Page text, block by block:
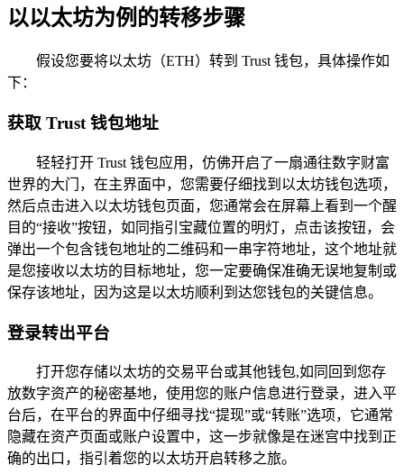
以以太坊为例的转移步骤
假设您要将以太坊（ETH）转到 Trust 钱包，具体操作如
下：
获取 Trust 钱包地址
轻轻打开 Trust 钱包应用，仿佛开启了一扇通往数字财富
世界的大门，在主界面中，您需要仔细找到以太坊钱包选项，
然后点击进入以太坊钱包页面，您通常会在屏幕上看到一个醒
目的“接收”按钮，如同指引宝藏位置的明灯，点击该按钮，会
弹出一个包含钱包地址的二维码和一串字符地址，这个地址就
是您接收以太坊的目标地址，您一定要确保准确无误地复制或
保存该地址，因为这是以太坊顺利到达您钱包的关键信息。
登录转出平台
打开您存储以太坊的交易平台或其他钱包,如同回到您存
放数字资产的秘密基地，使用您的账户信息进行登录，进入平
台后，在平台的界面中仔细寻找“提现”或“转账”选项，它通常
隐藏在资产页面或账户设置中，这一步就像是在迷宫中找到正
确的出口，指引着您的以太坊开启转移之旅。